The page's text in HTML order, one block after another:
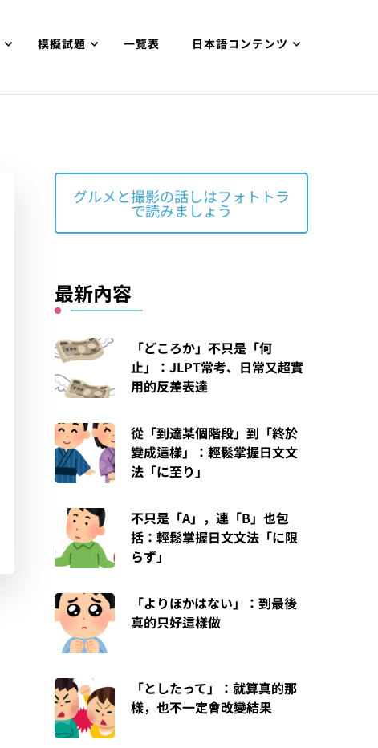
模擬試題 一覽表 日本語コンテンツ
グルメと撮影の話しはフォトトラ
で読みましょう
最新內容
「どころか」不只是「何
止」：JLPT常考、日常又超實
用的反差表達
從「到達某個階段」到「終於
變成這樣」：輕鬆掌握日文文
法「に至り」
不只是「A」，連「B」也包
括：輕鬆掌握日文文法「に限
らず」
「よりほかはない」：到最後
真的只好這樣做
「としたって」：就算真的那
樣，也不一定會改變結果